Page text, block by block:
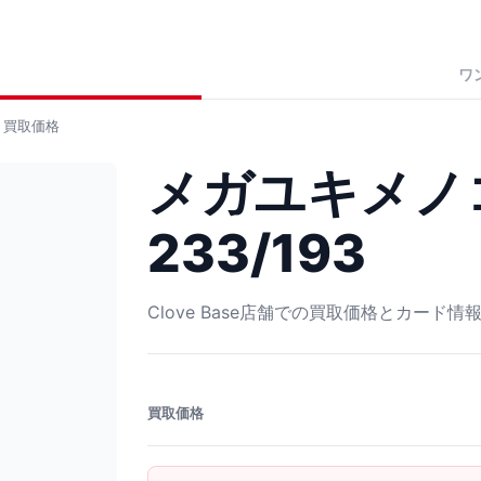
ワ
買取価格
メガユキメ
233/193
Clove Base店舗での買取価格とカード情報
買取価格